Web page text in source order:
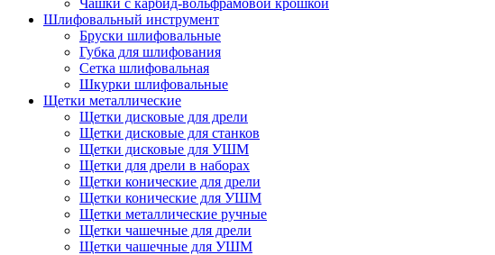
Чашки с карбид-вольфрамовой крошкой
Шлифовальный инструмент
Бруски шлифовальные
Губка для шлифования
Сетка шлифовальная
Шкурки шлифовальные
Щетки металлические
Щетки дисковые для дрели
Щетки дисковые для станков
Щетки дисковые для УШМ
Щетки для дрели в наборах
Щетки конические для дрели
Щетки конические для УШМ
Щетки металлические ручные
Щетки чашечные для дрели
Щетки чашечные для УШМ